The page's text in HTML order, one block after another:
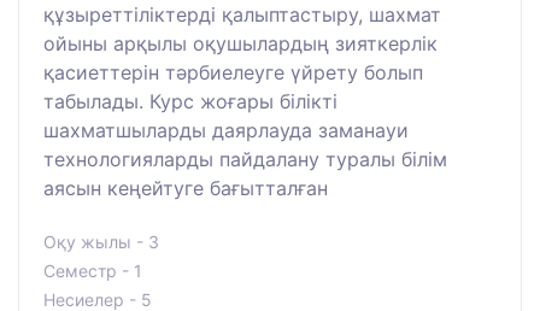
құзыреттіліктерді қалыптастыру, шахмат
ойыны арқылы оқушылардың зияткерлік
қасиеттерін тәрбиелеуге үйрету болып
табылады. Курс жоғары білікті
шахматшыларды даярлауда заманауи
технологияларды пайдалану туралы білім
аясын кеңейтуге бағытталған
Оқу жылы - 3
Семестр - 1
Несиелер - 5